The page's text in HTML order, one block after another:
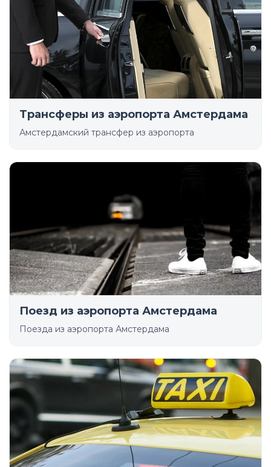
Трансферы из аэропорта Амстердама
Амстердамский трансфер из аэропорта
Поезд из аэропорта Амстердама
Поезда из аэропорта Амстердама